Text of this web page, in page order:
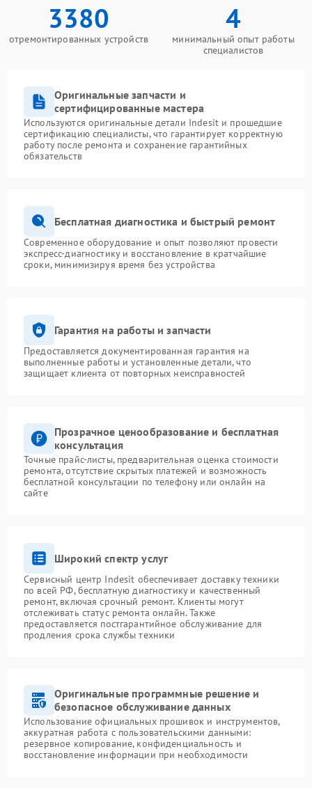
3380
отремонтированных устройств
4
минимальный опыт работы
специалистов
Оригинальные запчасти и
сертифицированные мастера
Используются оригинальные детали Indesit и прошедшие
сертификацию специалисты, что гарантирует корректную
работу после ремонта и сохранение гарантийных
обязательств
Бесплатная диагностика и быстрый ремонт
Современное оборудование и опыт позволяют провести
экспресс-диагностику и восстановление в кратчайшие
сроки, минимизируя время без устройства
Гарантия на работы и запчасти
Предоставляется документированная гарантия на
выполненные работы и установленные детали, что
защищает клиента от повторных неисправностей
Прозрачное ценообразование и бесплатная
консультация
Точные прайс-листы, предварительная оценка стоимости
ремонта, отсутствие скрытых платежей и возможность
бесплатной консультации по телефону или онлайн на
сайте
Широкий спектр услуг
Сервисный центр Indesit обеспечивает доставку техники
по всей РФ, бесплатную диагностику и качественный
ремонт, включая срочный ремонт. Клиенты могут
отслеживать статус ремонта онлайн. Также
предоставляется постгарантийное обслуживание для
продления срока службы техники
Оригинальные программные решение и
безопасное обслуживание данных
Использование официальных прошивок и инструментов,
аккуратная работа с пользовательскими данными:
резервное копирование, конфиденциальность и
восстановление информации при необходимости